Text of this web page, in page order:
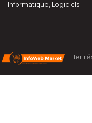
Informatique, Logiciels
1er